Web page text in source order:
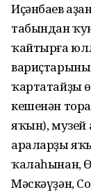
Иҫәнбаев
табындан
ҡайтырға
ҡартатайҙың
кешенән
яҡын), музей
араларҙы
ҡалаһынан,
Мәскәүҙән,